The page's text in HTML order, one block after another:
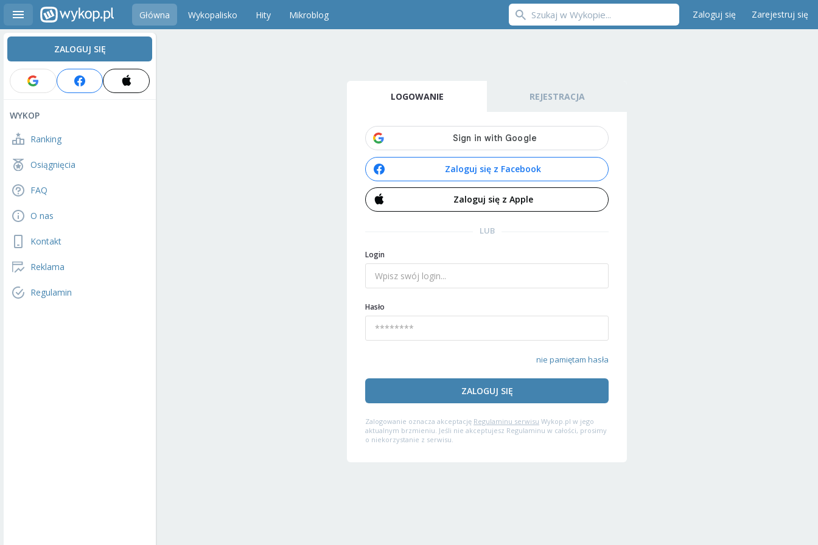
Główna Wykopalisko Hity Mikroblog Zaloguj się Zarejestruj się
ZALOGUJ SIĘ
WYKOP
Ranking
Osiągnięcia
FAQ
O nas
Kontakt
Reklama
Regulamin
LOGOWANIE REJESTRACJA
Zaloguj się z Facebook
Zaloguj się z Apple
LUB
Login
Hasło
nie pamiętam hasła
ZALOGUJ SIĘ
Zalogowanie oznacza akceptację Regulaminu serwisu Wykop.pl w jego
aktualnym brzmieniu. Jeśli nie akceptujesz Regulaminu w całości, prosimy
o niekorzystanie z serwisu.